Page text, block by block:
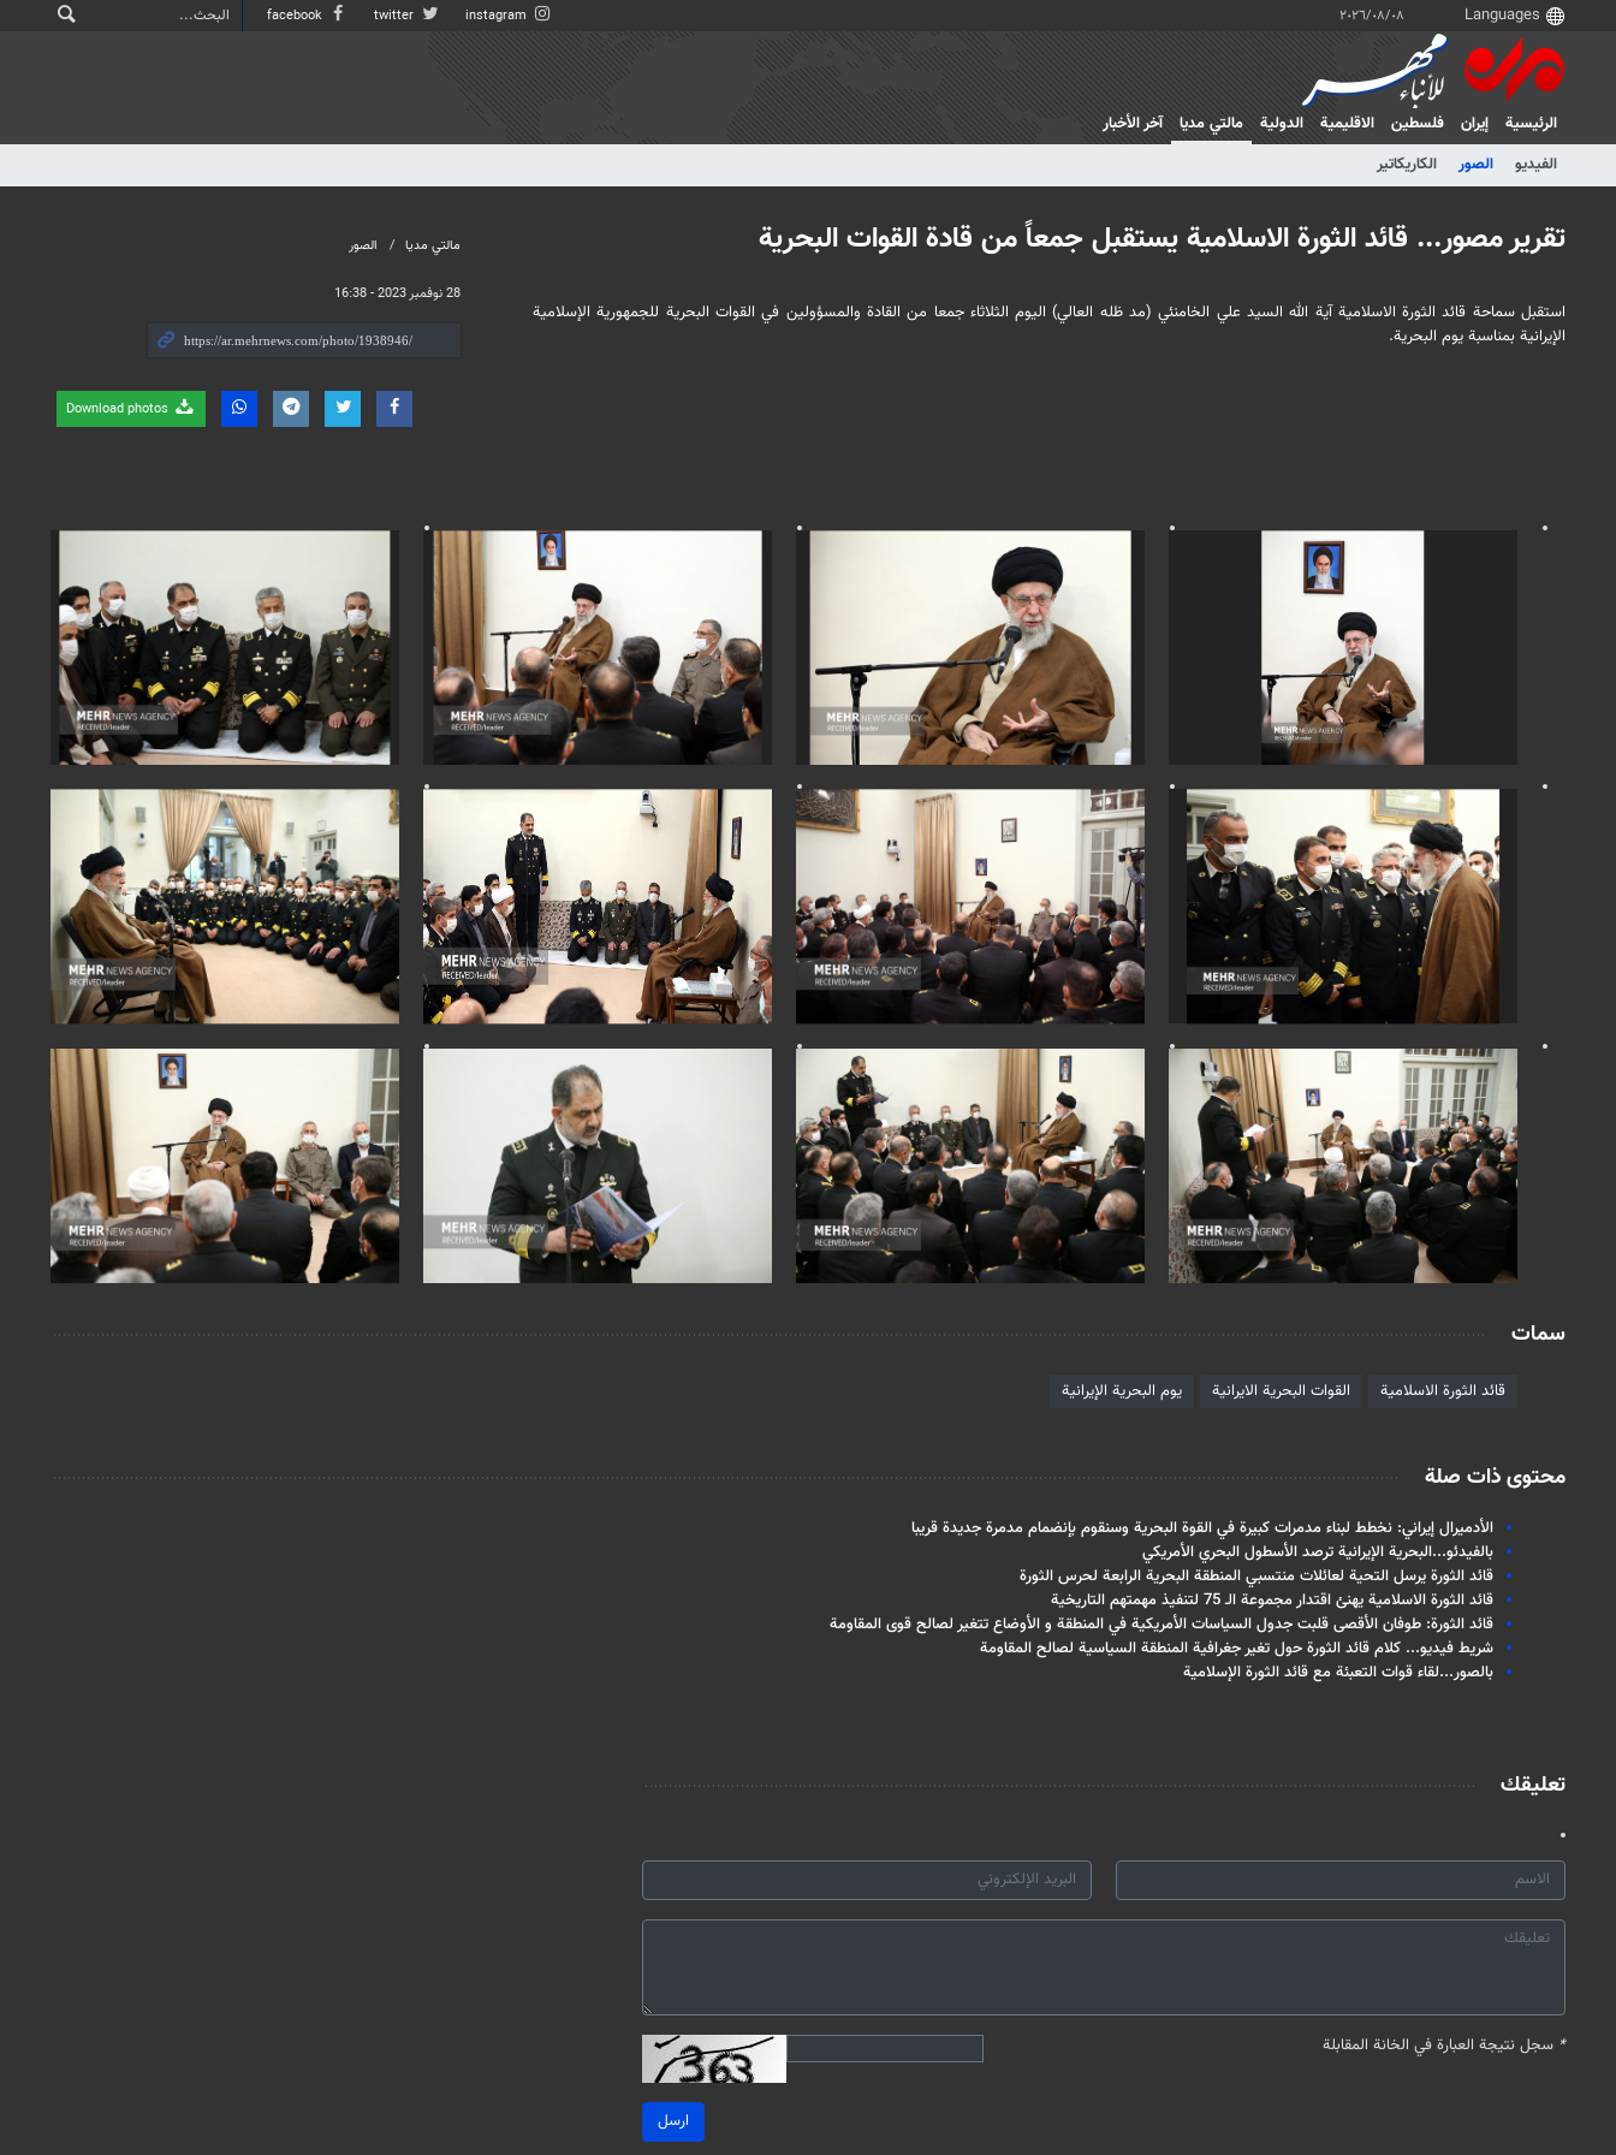
٠٨‏/٠٨‏/٢٠٢٦
الرئيسية إيران فلسطین الاقلیمیة الدولية
مالتي مدیا
الفيديو
الصور الكاريكاتير
آخر الأخبار
مالتي مدیا الصور
28 نوفمبر 2023 - 16:38
تقرير مصور... قائد الثورة الاسلامية يستقبل جمعاً من قادة القوات البحرية
استقبل سماحة قائد الثورة الاسلامية آية الله السيد علي الخامنئي (مد ظله العالي) اليوم الثلاثاء جمعا من القادة والمسؤولين في القوات البحرية للجمهورية الإسلامية
الإيرانية بمناسبة يوم البحرية.
سمات
قائد الثورة الاسلامية القوات البحرية الايرانية يوم البحرية الإيرانية
محتوى ذات صلة
الأدميرال إيراني: نخطط لبناء مدمرات كبيرة في القوة البحرية وسنقوم بإنضمام مدمرة جديدة قريبا
بالفيدئو...البحرية الإيرانية ترصد الأسطول البحري الأمريكي
قائد الثورة يرسل التحية لعائلات منتسبي المنطقة البحرية الرابعة لحرس الثورة
قائد الثورة الاسلامية يهنئ اقتدار مجموعة الـ 75 لتنفيذ مهمتهم التاريخية
قائد الثورة: طوفان الأقصى قلبت جدول السياسات الأمريكية في المنطقة و الأوضاع تتغير لصالح قوى المقاومة
شريط فيديو... كلام قائد الثورة حول تغير جغرافية المنطقة السياسية لصالح المقاومة
بالصور...لقاء قوات التعبئة مع قائد الثورة الإسلامية
تعليقك
* سجل نتيجة العبارة في الخانة المقابلة
ارسل